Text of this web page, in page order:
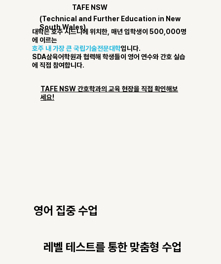
TAFE NSW
​(Technical and Further Education in New
South Wales)
대학은 호주 시드니에 위치한, 매년 입학생이 500,000명
에 이르는
호주 내 가장 큰 국립기술전문대학입니다.
SDA삼육어학원과 협력해 학생들이 영어 연수와 간호 실습
에 직접 참여합니다.
TAFE NSW 간호학과의 교육 현장을 직접 확인해보
세요!
​영어 집중 수업
레벨 테스트를 통한 맞춤형 수업